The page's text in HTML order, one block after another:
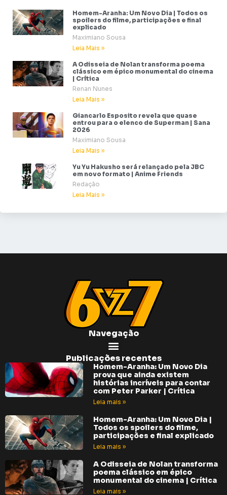
Homem-Aranha: Um Novo Dia | Todos os
spoilers do filme, participações e final
explicado
Maximiano Sousa
Leia Mais »
A Odisseia de Nolan transforma poema
clássico em épico monumental do cinema
| Crítica
Renan Nunes
Leia Mais »
Giancarlo Esposito revela que quase
entrou para o elenco de Superman | Sana
2026
Maximiano Sousa
Leia Mais »
Yu Yu Hakusho será relançado pela JBC
em novo formato | Anime Friends
Redação
Leia Mais »
Navegação
Publicações recentes
Homem-Aranha: Um Novo Dia
prova que ainda existem
histórias incríveis para contar
com Peter Parker | Crítica
Leia mais »
Homem-Aranha: Um Novo Dia |
Todos os spoilers do filme,
participações e final explicado
Leia mais »
A Odisseia de Nolan transforma
poema clássico em épico
monumental do cinema | Crítica
Leia mais »